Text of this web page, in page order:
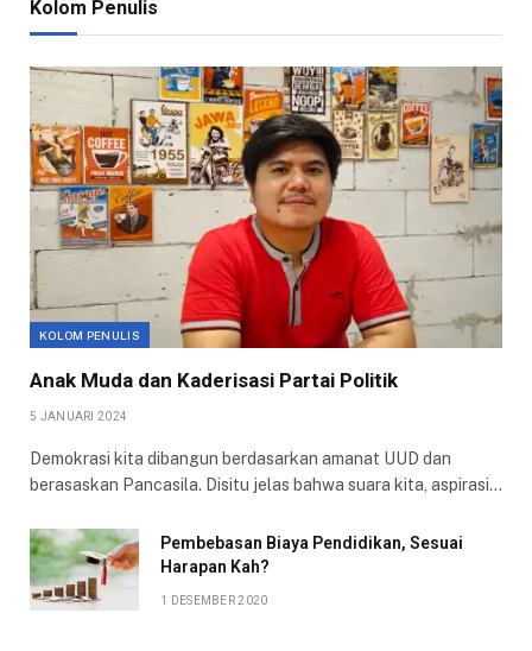
Kolom Penulis
KOLOM PENULIS
Anak Muda dan Kaderisasi Partai Politik
5 JANUARI 2024
Demokrasi kita dibangun berdasarkan amanat UUD dan
berasaskan Pancasila. Disitu jelas bahwa suara kita, aspirasi…
Pembebasan Biaya Pendidikan, Sesuai
Harapan Kah?
1 DESEMBER 2020